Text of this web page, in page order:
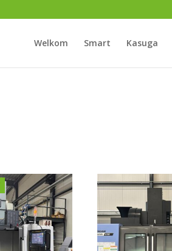
Welkom Smart Kasuga